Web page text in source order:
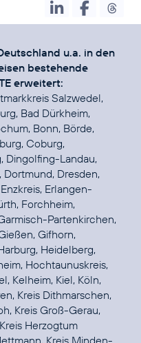
u.a. in den
bestehende
erweitert:
Salzwedel,
Bad Dürkheim,
Bonn, Börde,
Coburg,
Dingolfing-Landau,
Dortmund, Dresden,
Erlangen-
Forchheim,
Partenkirchen,
Gifhorn,
Heidelberg,
Hochtaunuskreis,
Kelheim, Kiel, Köln,
Kreis Dithmarschen,
Kreis Groß-Gerau,
Herzogtum